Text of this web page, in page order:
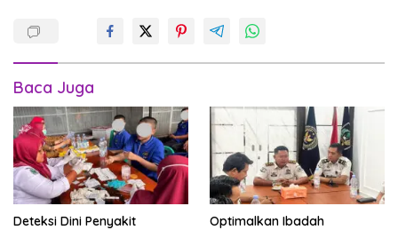
Baca Juga
Deteksi Dini Penyakit
Optimalkan Ibadah